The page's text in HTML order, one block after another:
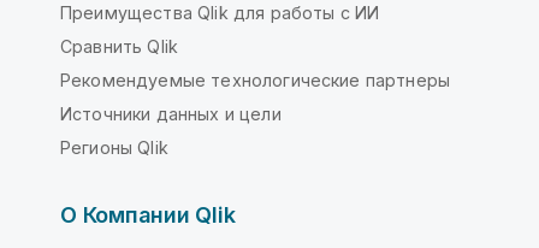
Преимущества Qlik для работы с ИИ
Сравнить Qlik
Рекомендуемые технологические партнеры
Источники данных и цели
Регионы Qlik
О Компании Qlik